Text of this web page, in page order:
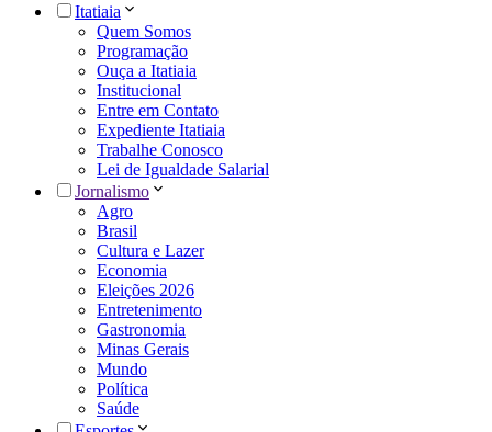
Itatiaia
Quem Somos
Programação
Ouça a Itatiaia
Institucional
Entre em Contato
Expediente Itatiaia
Trabalhe Conosco
Lei de Igualdade Salarial
Jornalismo
Agro
Brasil
Cultura e Lazer
Economia
Eleições 2026
Entretenimento
Gastronomia
Minas Gerais
Mundo
Política
Saúde